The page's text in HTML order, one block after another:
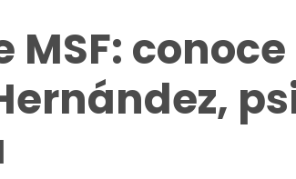
MSF: conoce